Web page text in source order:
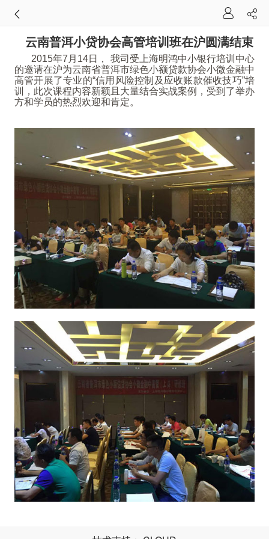
云南普洱小贷协会高管培训班在沪圆满结束
2015年7月14日， 我司受上海明鸿中小银行培训中心
的邀请在沪为云南省普洱市绿色小额贷款协会小微金融中
高管开展了专业的“信用风险控制及应收账款催收技巧”培
训，此次课程内容新颖且大量结合实战案例，受到了举办
方和学员的热烈欢迎和肯定。